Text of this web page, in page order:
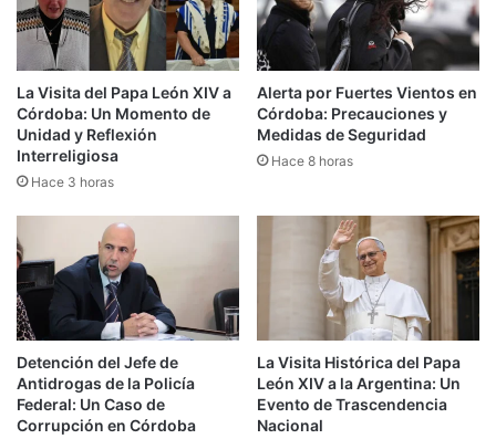
La Visita del Papa León XIV a
Córdoba: Un Momento de
Unidad y Reflexión
Interreligiosa
Hace 3 horas
Alerta por Fuertes Vientos en
Córdoba: Precauciones y
Medidas de Seguridad
Hace 8 horas
Detención del Jefe de
Antidrogas de la Policía
Federal: Un Caso de
Corrupción en Córdoba
La Visita Histórica del Papa
León XIV a la Argentina: Un
Evento de Trascendencia
Nacional